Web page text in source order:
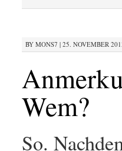
BY MONS7 |25. NOVEMBER
Wem?
So.